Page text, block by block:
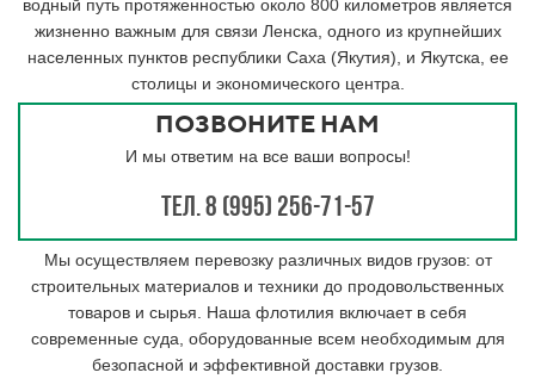
водный путь протяженностью около 800 километров является
жизненно важным для связи Ленска, одного из крупнейших
населенных пунктов республики Саха (Якутия), и Якутска, ее
столицы и экономического центра.
ПОЗВОНИТЕ НАМ
И мы ответим на все ваши вопросы!
Тел. 8 (995) 256-71-57
Мы осуществляем перевозку различных видов грузов: от
строительных материалов и техники до продовольственных
товаров и сырья. Наша флотилия включает в себя
современные суда, оборудованные всем необходимым для
безопасной и эффективной доставки грузов.